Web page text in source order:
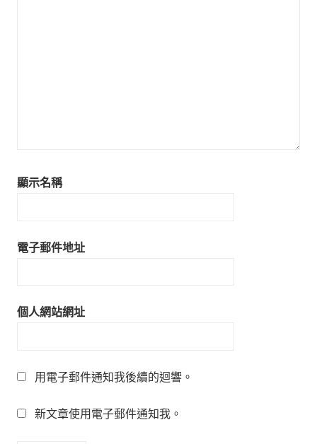
顯示名稱
電子郵件地址
個人網站網址
用電子郵件通知我後續的迴響。
新文章使用電子郵件通知我。